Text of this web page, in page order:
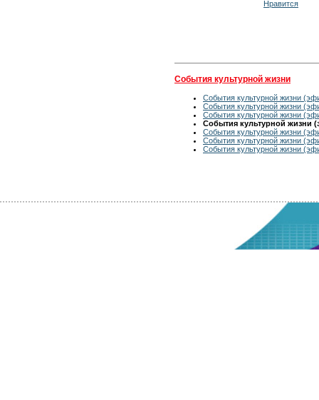
Нравится
События культурной жизни
События культурной жизни
События культурной жизни
События культурной жизни
События культурной жизни
События культурной жизни
События культурной жизни
События культурной жизни